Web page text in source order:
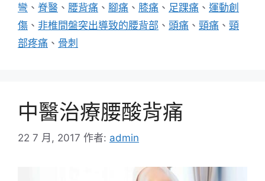
彎 、 脊醫 、 腰背痛 、 腳痛 、 膝痛 、 足踝痛 、 運動創
傷 、 非椎間盤突出導致的腰背部 、 頭痛 、 頸痛 、 頸
部疼痛 、 骨刺
中醫治療腰酸背痛
22 7 月, 2017 作者: admin